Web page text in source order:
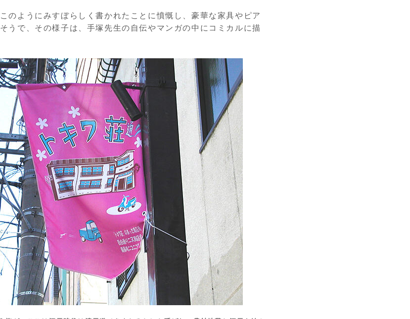
のようにみすぼらしく書かれたことに憤慨し、豪華な家具やピア
うで、その様子は、手塚先生の自伝やマンガの中にコミカルに描